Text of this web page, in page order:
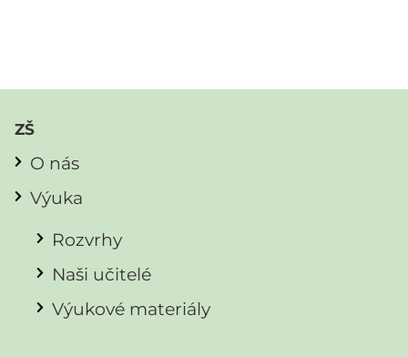
ZŠ
O nás
Výuka
Rozvrhy
Naši učitelé
Výukové materiály